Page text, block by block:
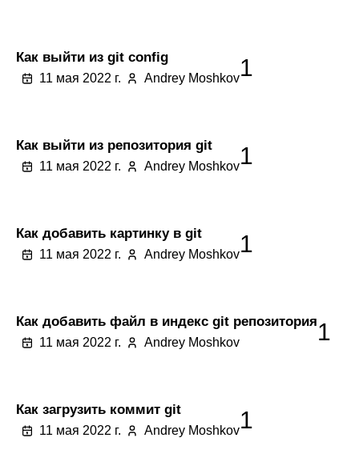
Как выйти из git config
11 мая 2022 г. Andrey Moshkov1
Как выйти из репозитория git
11 мая 2022 г. Andrey Moshkov1
Как добавить картинку в git
11 мая 2022 г. Andrey Moshkov1
Как добавить файл в индекс git репозитория
11 мая 2022 г. Andrey Moshkov 1
Как загрузить коммит git
11 мая 2022 г. Andrey Moshkov1